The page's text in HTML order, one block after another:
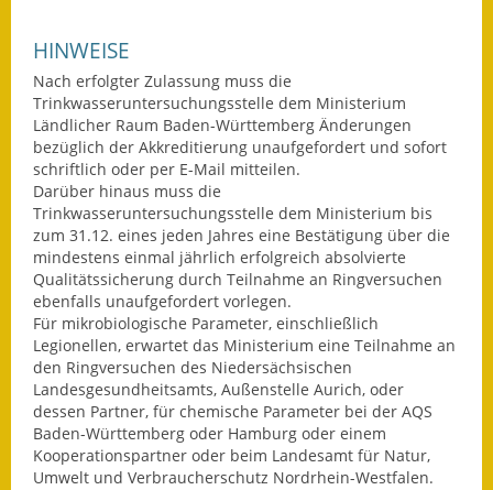
Was erledige ich wo?
Leben
Bauen und Wohnen
Baugebiete & Bauplätze
Bauwasser/Wasser/Abwasser
Bebauungspläne
Bodenrichtwerte
Flächennutzungsplan
Gerätehütten
HINWEISE
Nach erfolgter Zulassung muss die
Trinkwasseruntersuchungsstelle dem Ministerium
Ländlicher Raum Baden-Württemberg Änderungen
bezüglich der Akkreditierung unaufgefordert und sofort
schriftlich oder per E-Mail mitteilen.
Darüber hinaus muss die
Trinkwasseruntersuchungsstelle dem Ministerium bis
zum 31.12. eines jeden Jahres eine Bestätigung über die
mindestens einmal jährlich erfolgreich absolvierte
Qualitätssicherung durch Teilnahme an Ringversuchen
ebenfalls unaufgefordert vorlegen.
Für mikrobiologische Parameter, einschließlich
Legionellen, erwartet das Ministerium eine Teilnahme an
den Ringversuchen des Niedersächsischen
Landesgesundheitsamts, Außenstelle Aurich, oder
dessen Partner, für chemische Parameter bei der AQS
Baden-Württemberg oder Hamburg oder einem
Kooperationspartner oder beim Landesamt für Natur,
Umwelt und Verbraucherschutz Nordrhein-Westfalen.